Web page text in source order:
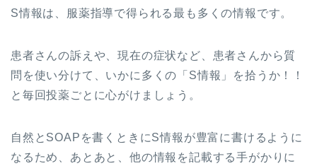
S情報は、服薬指導で得られる最も多くの情報です。
患者さんの訴えや、現在の症状など、患者さんから質
問を使い分けて、いかに多くの「S情報」を拾うか！！
と毎回投薬ごとに心がけましょう。
自然とSOAPを書くときにS情報が豊富に書けるように
なるため、あとあと、他の情報を記載する手がかりに